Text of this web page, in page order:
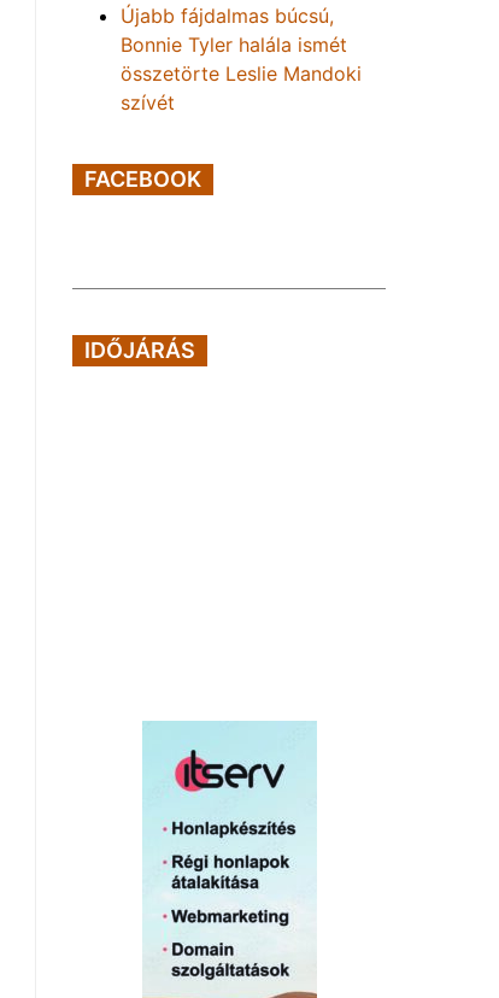
Újabb fájdalmas búcsú,
Bonnie Tyler halála ismét
összetörte Leslie Mandoki
szívét
FACEBOOK
IDŐJÁRÁS